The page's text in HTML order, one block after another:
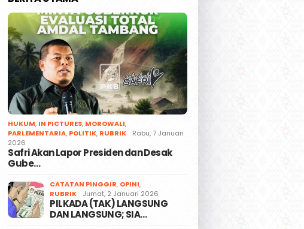
HUKUM, IN PICTURES, MOROWALI,
PARLEMENTARIA, POLITIK, RUBRIK
Rabu, 7 Januari
2026
Safri Akan Lapor Presiden dan Desak
Gube…
CATATAN PINGGIR, OPINI,
RUBRIK
Jumat, 2 Januari 2026
PILKADA (TAK) LANGSUNG
DAN LANGSUNG; SIA…